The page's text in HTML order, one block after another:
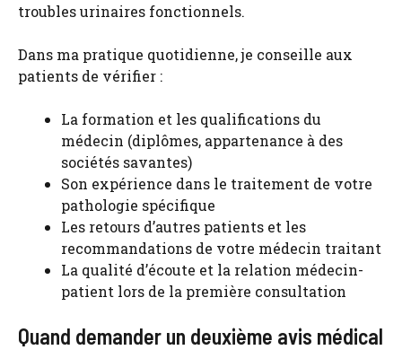
troubles urinaires fonctionnels.
Dans ma pratique quotidienne, je conseille aux
patients de vérifier :
La formation et les qualifications du
médecin (diplômes, appartenance à des
sociétés savantes)
Son expérience dans le traitement de votre
pathologie spécifique
Les retours d’autres patients et les
recommandations de votre médecin traitant
La qualité d’écoute et la relation médecin-
patient lors de la première consultation
Quand demander un deuxième avis médical